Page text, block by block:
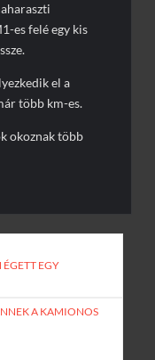
es felé egy kis
el a
több km-es.
okoznak több
ÉGETT EGY
A KAMIONOS